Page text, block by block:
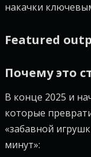
накачки
Featured
Почему это
В конце 2025 и
которые
«забавной
минут»: